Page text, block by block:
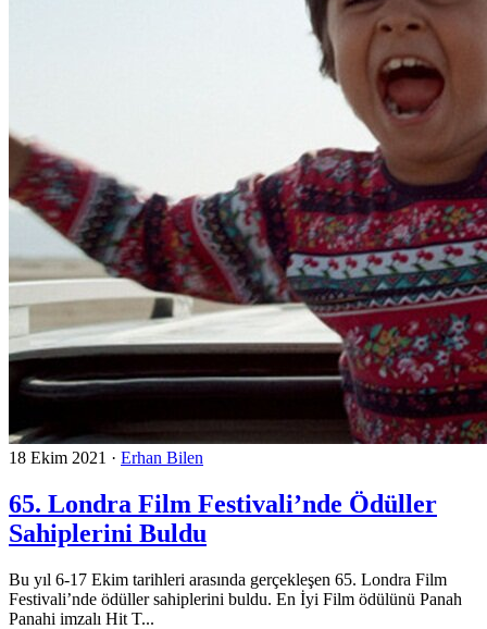
18 Ekim 2021 · Erhan Bilen
65. Londra Film Festivali’nde Ödüller
Sahiplerini Buldu
Bu yıl 6-17 Ekim tarihleri arasında gerçekleşen 65. Londra Film
Festivali’nde ödüller sahiplerini buldu. En İyi Film ödülünü Panah
Panahi imzalı Hit T...